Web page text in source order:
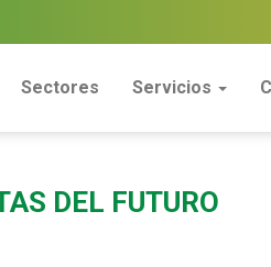
Sectores Servicios
DEL FUTURO